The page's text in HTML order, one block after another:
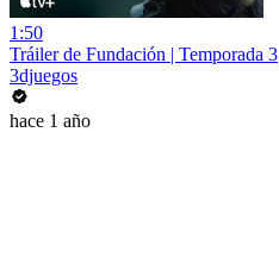
1:50
Tráiler de Fundación | Temporada 3
3djuegos
hace 1 año